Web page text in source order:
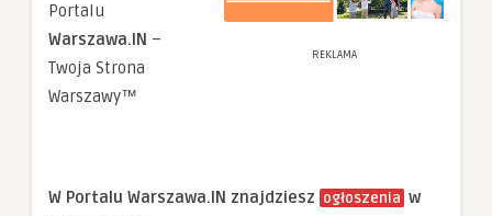
REKLAMA
Portalu
Warszawa.IN –
Twoja Strona
Warszawy™
W Portalu Warszawa.IN znajdziesz ogłoszenia w